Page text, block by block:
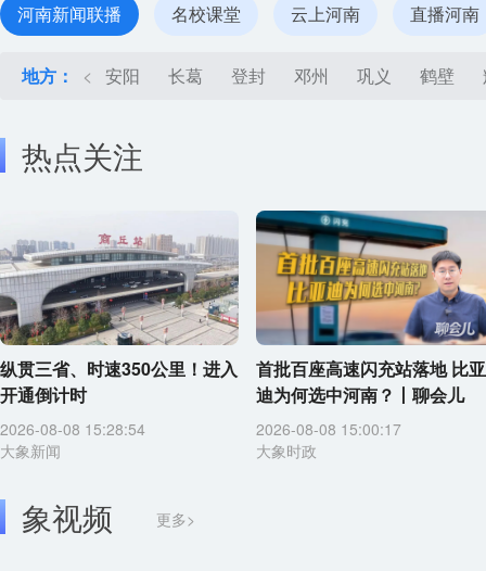
河南新闻联播 名校课堂 云上河南 直播河南
地方： < 安阳 长葛 登封 邓州 巩义 鹤壁
热点关注
纵贯三省、时速350公里！进入
开通倒计时
2026-08-08 15:28:54
大象新闻
首批百座高速闪充站落地 比亚
迪为何选中河南？丨聊会儿
2026-08-08 15:00:17
大象时政
象视频 更多>